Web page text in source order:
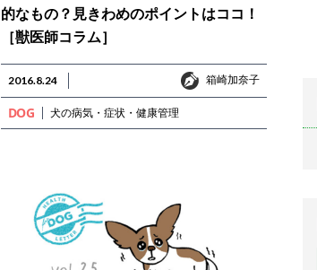
的なもの？見きわめのポイントはココ！
［獣医師コラム］
2016.8.24 箱崎加奈子
箱崎加奈子
DOG 犬の病気・症状・健康管理